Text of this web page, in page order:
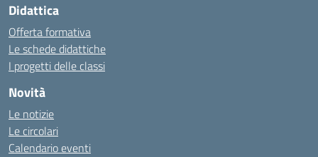
Didattica
Offerta formativa
Le schede didattiche
I progetti delle classi
Novità
Le notizie
Le circolari
Calendario eventi